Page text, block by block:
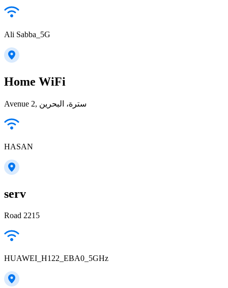
Ali Sabba_5G
Home WiFi
Avenue 2, سترة، البحرين
HASAN
serv
Road 2215
HUAWEI_H122_EBA0_5GHz